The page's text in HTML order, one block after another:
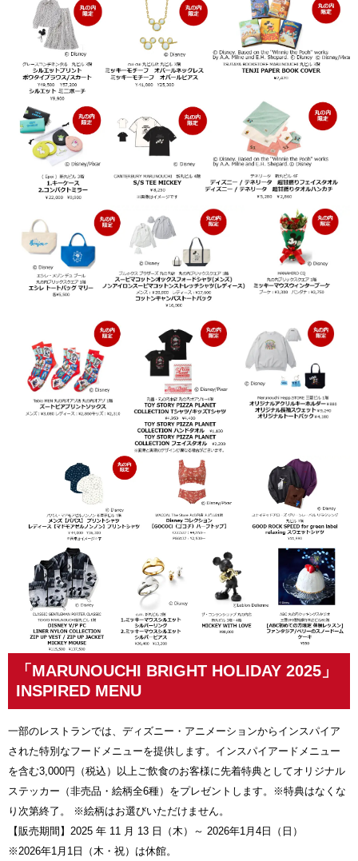
「MARUNOUCHI BRIGHT HOLIDAY 2025」
INSPIRED MENU
一部のレストランでは、ディズニー・アニメーションからインスパイア
された特別なフードメニューを提供します。インスパイアードメニュー
を含む3,000円（税込）以上ご飲食のお客様に先着特典としてオリジナル
ステッカー（非売品・絵柄全6種）をプレゼントします。※特典はなくな
り次第終了。 ※絵柄はお選びいただけません。
【販売期間】2025 年 11 月 13 日（木）～ 2026年1月4日（日）
※2026年1月1日（木・祝）は休館。